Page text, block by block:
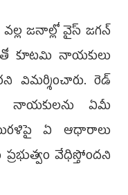
జనాల్లో వైస్‌ జగన్
కూటమి నాయకులు
విమర్శించారు. రెడ్
నాయకులను ఏమీ
ఏ ఆధారాలు
వేధిస్తోందని